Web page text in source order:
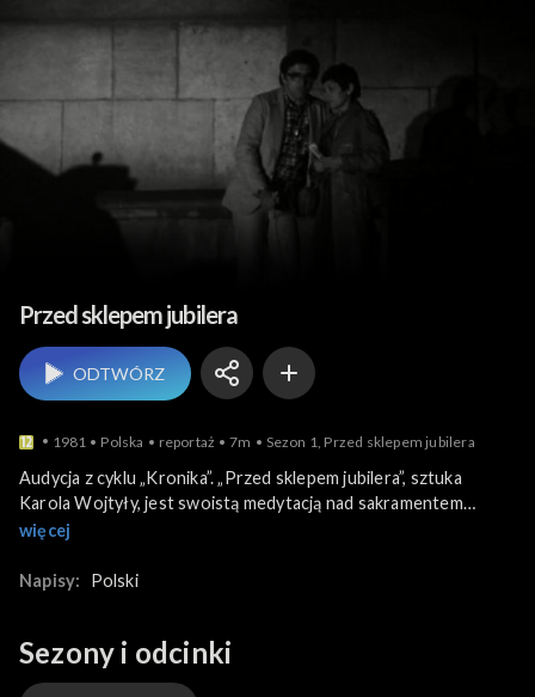
Przed sklepem jubilera
ODTWÓRZ
1981 Polska reportaż 7m Sezon 1, Przed sklepem jubilera
Audycja z cyklu „Kronika”. „Przed sklepem jubilera”, sztuka
Karola Wojtyły, jest swoistą medytacją nad sakramentem
małżeństwa. Trzy różne historie miłosne ostatecznie
narzeczeństwa do małżeństwa, kończąc na rozstaniu. – Miłość
roli Jerzy Radziwiłowicz) do Moniki (Elżbieta Karkoszka) w finale
dramatu. Nagranie z 1981 roku.
więcej
Napisy: Polski
Sezony i odcinki